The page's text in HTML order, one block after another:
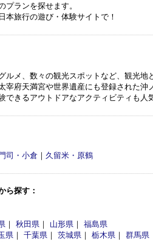
プランを探せます。
本旅行の遊び・体験サイトで！
ルメ、数々の観光スポットなど、観光地
宰府天満宮や世界遺産にも登録された沖
できるアウトドアなアクティビティも人
門司・小倉 ｜ 久留米・原鶴
ら探す：
｜ 秋田県 ｜ 山形県 ｜ 福島県
県 ｜ 千葉県 ｜ 茨城県 ｜ 栃木県 ｜ 群馬県